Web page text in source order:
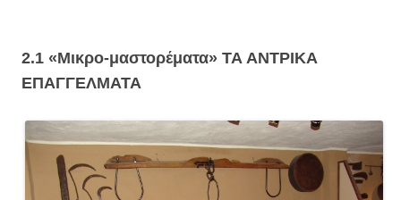
2.1 «Μικρο-μαστορέματα» ΤΑ ΑΝΤΡΙΚΑ
ΕΠΑΓΓΕΛΜΑΤΑ